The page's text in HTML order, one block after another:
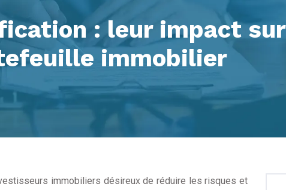
: leur impact sur
immobilier
immobiliers désireux de réduire les risques et